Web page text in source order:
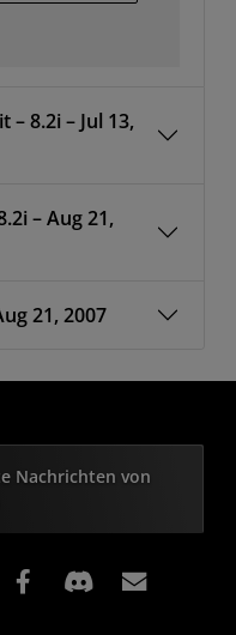
8.2i – Jul 13,
– Aug 21,
21, 2007
Nachrichten von
Facebook